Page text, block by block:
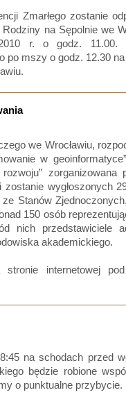
Zmarłego zostanie
na Sępolnie we
r. o godz. 11.00.
po mszy o godz. 12.30
we Wrocławiu,
w
zorganizowana
wygłoszonych
Stanów
150 osób
nich przedstawiciele
akademickiego.
stronie internetowej
na schodach przed
będzie robione
o punktualne przybycie.